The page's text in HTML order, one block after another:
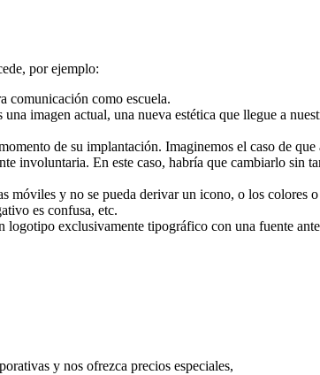
por ejemplo:
comunicación como escuela.
imagen actual, una nueva estética que llegue a
de su implantación. Imaginemos el caso de
involuntaria. En este caso, habría que cambiarlo sin
y no se pueda derivar un icono, o los colores
es confusa, etc.
exclusivamente tipográfico con una fuente
y nos ofrezca precios especiales,